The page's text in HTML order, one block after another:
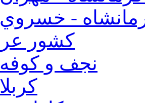
- خسروي
كشور
نجف و كوفه
كربلا